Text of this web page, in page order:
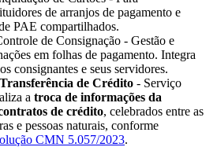
de arranjos de pagamento e
PAE compartilhados.
de Consignação - Gestão e
em folhas de pagamento. Integra
consignantes e seus servidores.
de Crédito - Serviço
a troca de informações da
de crédito, celebrados entre as
e pessoas naturais, conforme
CMN 5.057/2023.